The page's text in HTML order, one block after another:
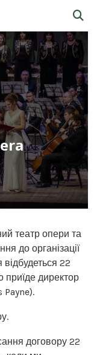
театр опери та
до організації
22
приїде директор
договору 22